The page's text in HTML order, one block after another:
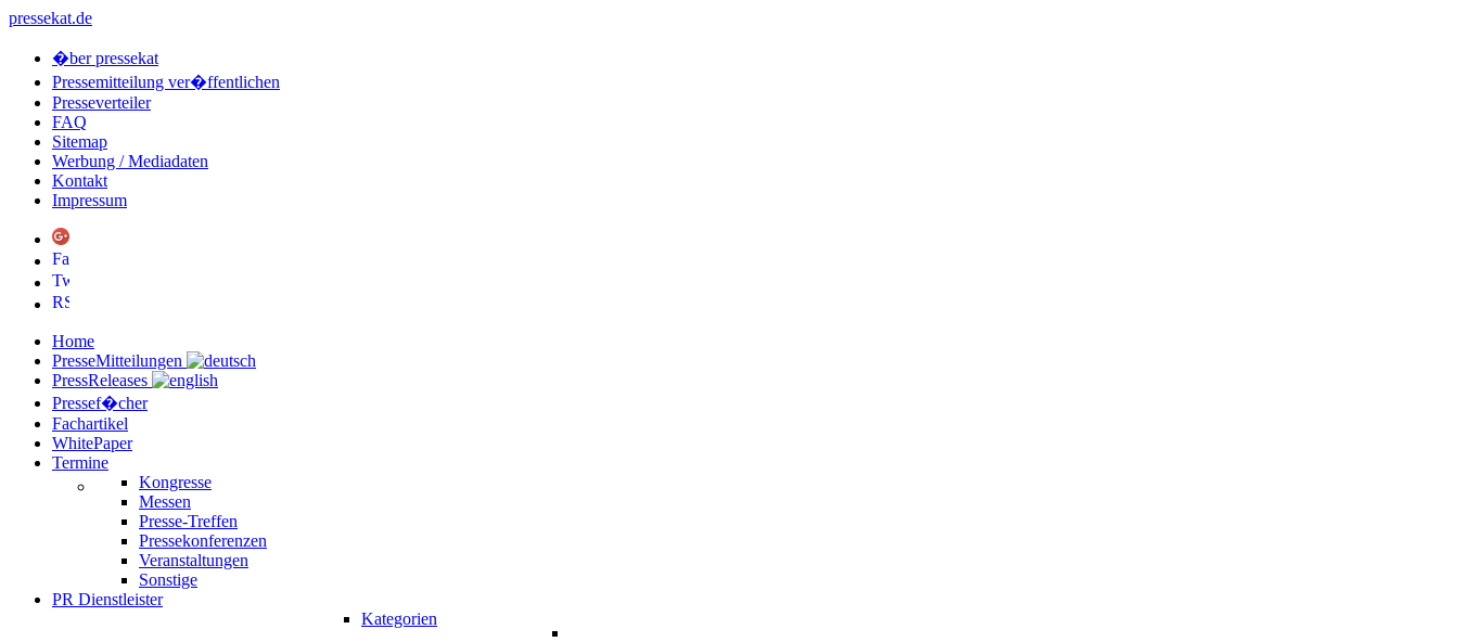
pressekat.de
�ber pressekat
Pressemitteilung ver�ffentlichen
Presseverteiler
FAQ
Sitemap
Werbung / Mediadaten
Kontakt
Impressum
Home
PresseMitteilungen
PressReleases
Pressef�cher
Fachartikel
WhitePaper
Termine
Kongresse
Messen
Presse-Treffen
Pressekonferenzen
Veranstaltungen
Sonstige
PR Dienstleister
Kategorien